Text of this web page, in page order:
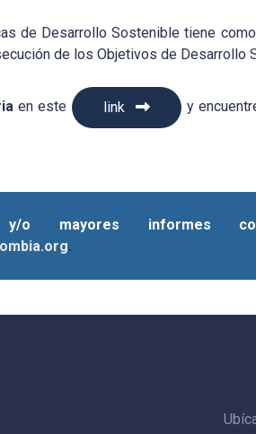
de Desarrollo Sostenible tiene
de los Objetivos de Desarrollo
en este link y
y/o mayores informes
.